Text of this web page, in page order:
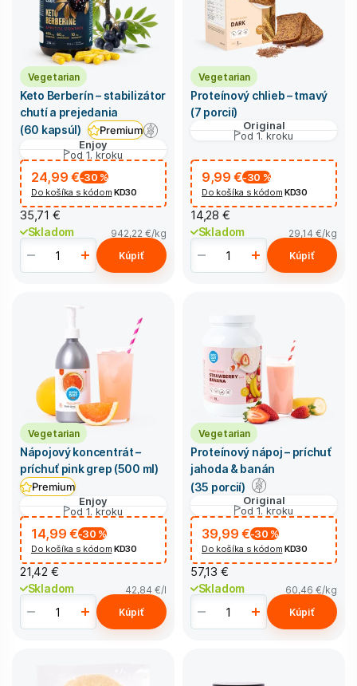
Vegetarian
Keto Berberín – stabilizátor
chutí a prejedania
(60 kapsúl)
Premium
Enjoy
od 1. kroku
24,99 €-30 %
Do košíka s kódom KD30
35,71 €
Skladom 942,22 €/kg
Kúpiť
Vegetarian
Proteínový chlieb – tmavý
(7 porcií)
Original
od 1. kroku
9,99 €-30 %
Do košíka s kódom KD30
14,28 €
Skladom 29,14 €/kg
Kúpiť
Vegetarian
Nápojový koncentrát –
príchuť pink grep (500 ml)
Premium
Enjoy
od 1. kroku
14,99 €-30 %
Do košíka s kódom KD30
21,42 €
Skladom 42,84 €/l
Kúpiť
Vegetarian
Proteínový nápoj – príchuť
jahoda & banán
(35 porcií)
Original
od 1. kroku
39,99 €-30 %
Do košíka s kódom KD30
57,13 €
Skladom 60,46 €/kg
Kúpiť